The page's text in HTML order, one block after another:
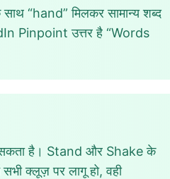
“hand” मिलकर सामान्य शब्द
Pinpoint उत्तर है “Words
सकता है। Stand और Shake के
क्लूज़ पर लागू हो, वही